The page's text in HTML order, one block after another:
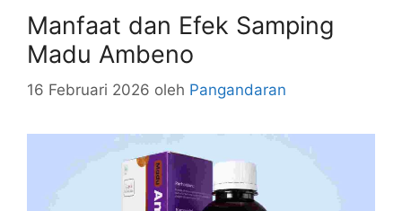
Manfaat dan Efek Samping
Madu Ambeno
16 Februari 2026 oleh Pangandaran